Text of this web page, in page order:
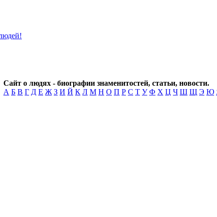
Сайт о людях - биографии знаменитостей, статьи, новости.
А Б В Г Д Е Ж З И Й К Л М Н О П Р С Т У Ф Х Ц Ч Ш Щ Э Ю